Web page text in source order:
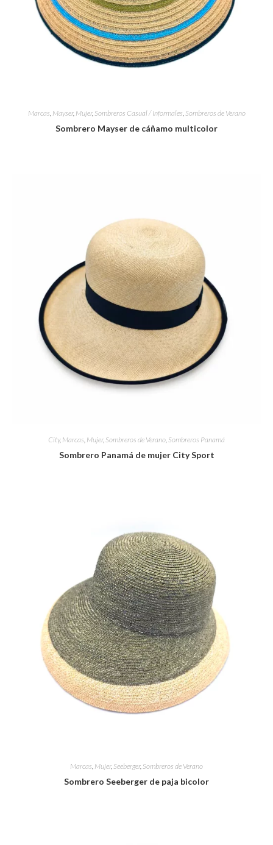
Marcas, Mayser, Mujer, Sombreros Casual / Informales, Sombreros de Verano
Sombrero Mayser de cáñamo multicolor
City, Marcas, Mujer, Sombreros de Verano, Sombreros Panamá
Sombrero Panamá de mujer City Sport
Marcas, Mujer, Seeberger, Sombreros de Verano
Sombrero Seeberger de paja bicolor